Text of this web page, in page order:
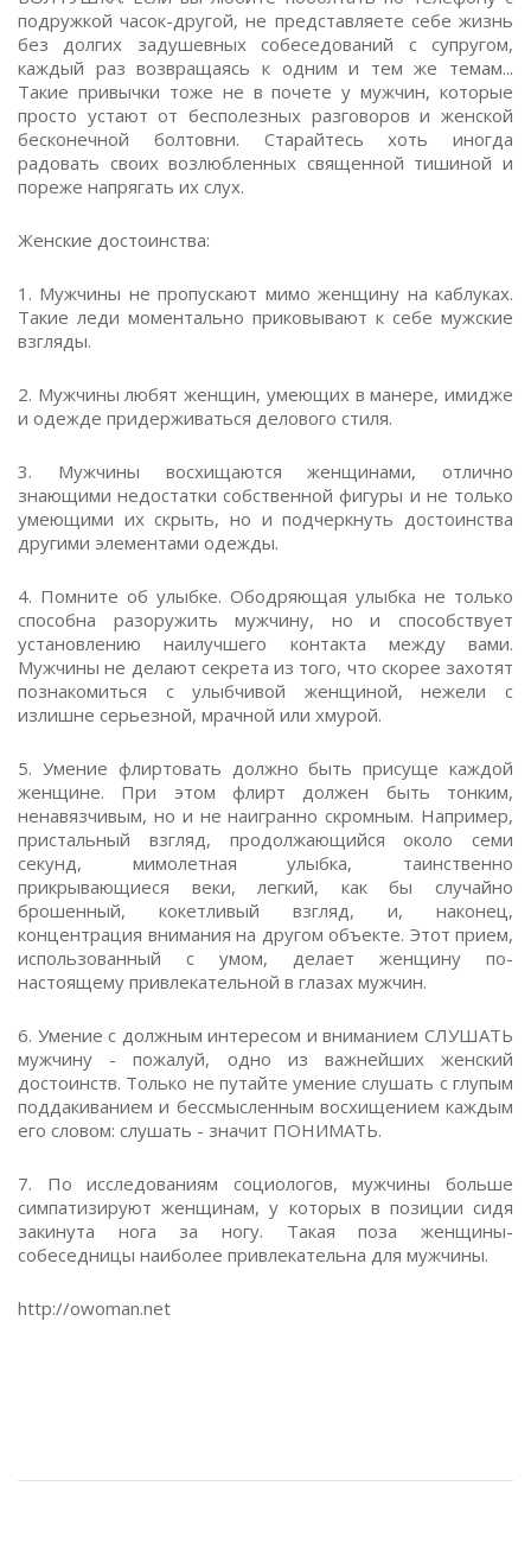
подружкой часок-другой, не представляете себе жизнь
без долгих задушевных собеседований с супругом,
каждый раз возвращаясь к одним и тем же темам...
Такие привычки тоже не в почете у мужчин, которые
просто устают от бесполезных разговоров и женской
бесконечной болтовни. Старайтесь хоть иногда
радовать своих возлюбленных священной тишиной и
пореже напрягать их слух.
Женские достоинства:
1. Мужчины не пропускают мимо женщину на каблуках.
Такие леди моментально приковывают к себе мужские
взгляды.
2. Мужчины любят женщин, умеющих в манере, имидже
и одежде придерживаться делового стиля.
3. Мужчины восхищаются женщинами, отлично
знающими недостатки собственной фигуры и не только
умеющими их скрыть, но и подчеркнуть достоинства
другими элементами одежды.
4. Помните об улыбке. Ободряющая улыбка не только
способна разоружить мужчину, но и способствует
установлению наилучшего контакта между вами.
Мужчины не делают секрета из того, что скорее захотят
познакомиться с улыбчивой женщиной, нежели с
излишне серьезной, мрачной или хмурой.
5. Умение флиртовать должно быть присуще каждой
женщине. При этом флирт должен быть тонким,
ненавязчивым, но и не наигранно скромным. Например,
пристальный взгляд, продолжающийся около семи
секунд, мимолетная улыбка, таинственно
прикрывающиеся веки, легкий, как бы случайно
брошенный, кокетливый взгляд, и, наконец,
концентрация внимания на другом объекте. Этот прием,
использованный с умом, делает женщину по-
настоящему привлекательной в глазах мужчин.
6. Умение с должным интересом и вниманием СЛУШАТЬ
мужчину - пожалуй, одно из важнейших женский
достоинств. Только не путайте умение слушать с глупым
поддакиванием и бессмысленным восхищением каждым
его словом: слушать - значит ПОНИМАТЬ.
7. По исследованиям социологов, мужчины больше
симпатизируют женщинам, у которых в позиции сидя
закинута нога за ногу. Такая поза женщины-
собеседницы наиболее привлекательна для мужчины.
http://owoman.net